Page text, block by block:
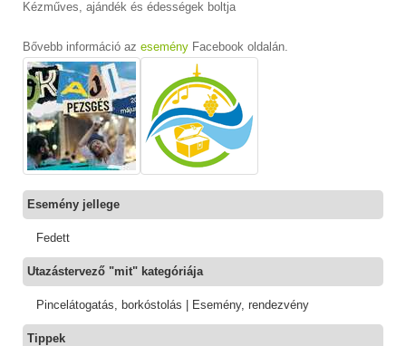
Kézműves, ajándék és édességek boltja
Bővebb információ az esemény Facebook oldalán.
Esemény jellege
Fedett
Utazástervező "mit" kategóriája
Pincelátogatás, borkóstolás | Esemény, rendezvény
Tippek